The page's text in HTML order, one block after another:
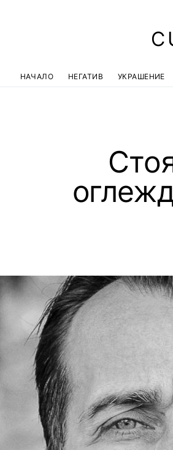
НАЧАЛО НЕГАТИВ УКРАШЕНИЕ